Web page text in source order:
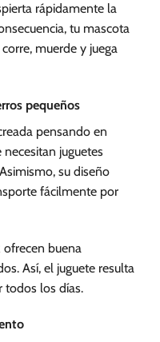
rápidamente la
tu mascota
muerde y juega
pequeños
pensando en
juguetes
su diseño
fácilmente por
ofrecen buena
Así, el juguete resulta
todos los días.